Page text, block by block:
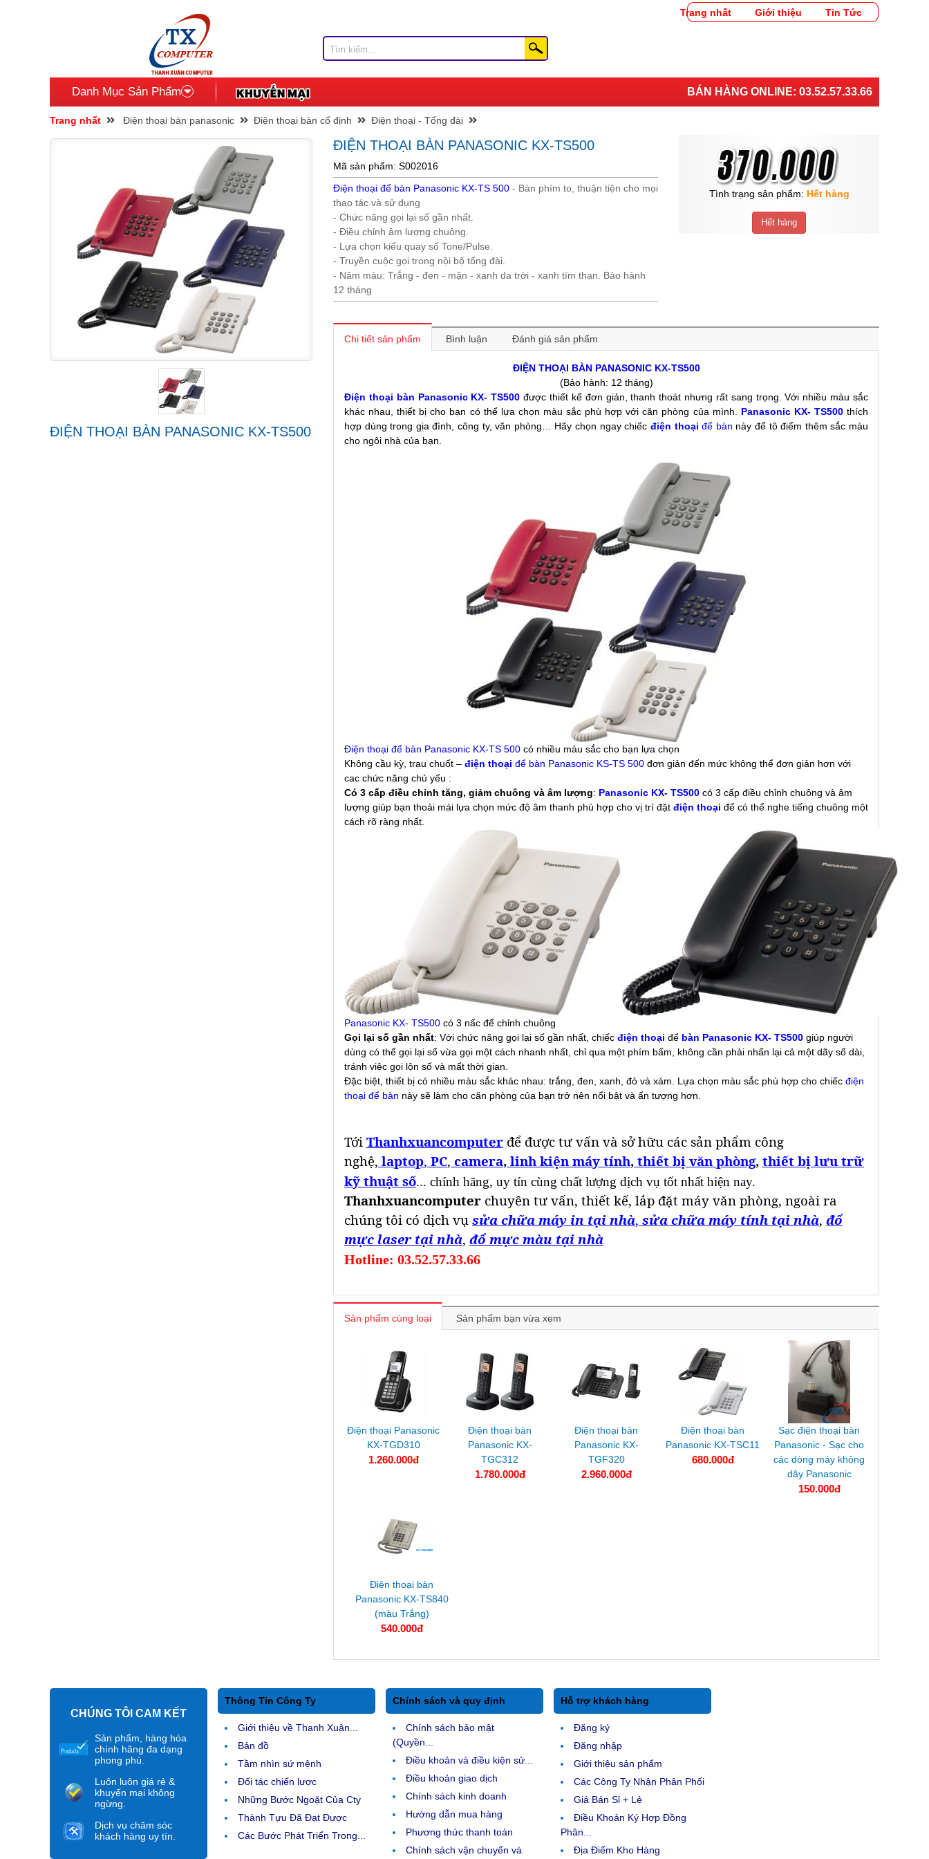
Trang nhất Giới thiệu Tin Tức
Danh Mục Sản Phẩm BÁN HÀNG ONLINE: 03.52.57.33.66
Trang nhất Điện thoại bàn panasonic Điện thoại bàn cố định Điện thoại - Tổng đài
ĐIỆN THOẠI BÀN PANASONIC KX-TS500
ĐIỆN THOẠI BÀN PANASONIC KX-TS500
Mã sản phẩm: S002016
Điện thoại để bàn Panasonic KX-TS 500 - Bàn phím to, thuận tiện cho mọi
thao tác và sử dụng
- Chức năng gọi lại số gần nhất.
- Điều chỉnh âm lượng chuông.
- Lựa chọn kiểu quay số Tone/Pulse.
- Truyền cuộc gọi trong nội bộ tổng đài.
- Năm màu: Trắng - đen - mận - xanh da trời - xanh tím than. Bảo hành
12 tháng
Tình trạng sản phẩm: Hết hàng
Hết hàng
Chi tiết sản phẩm Bình luận Đánh giá sản phẩm
ĐIỆN THOẠI BÀN PANASONIC KX-TS500
(Bảo hành: 12 tháng)
Điện thoại bàn Panasonic KX- TS500 được thiết kế đơn giản, thanh thoát nhưng rất sang trọng. Với nhiều màu sắc
khác nhau, thiết bị cho bạn có thể lựa chọn màu sắc phù hợp với căn phòng của mình.
Panasonic KX- TS500thích
hợp dùng trong gia đình, công ty, văn phòng… Hãy chọn ngay chiếc điện thoại để bàn này để tô điểm thêm sắc màu
cho ngôi nhà của bạn.
Điện thoại để bàn Panasonic KX-TS 500 có nhiều màu sắc cho bạn lựa chọn
Không cầu kỳ, trau chuốt – điện thoại để bàn Panasonic KS-TS 500 đơn giản đến mức không thể đơn giản hơn với
cac chức năng chủ yếu :
Có 3 cấp điều chỉnh tăng, giảm chuông và âm lượng: Panasonic KX- TS500 có 3 cấp điều chỉnh chuông và âm
lượng giúp bạn thoải mái lựa chọn mức độ âm thanh phù hợp cho vị trí đặt điện thoại để có thể nghe tiếng chuông một
cách rõ ràng nhất.
Panasonic KX- TS500 có 3 nấc để chỉnh chuông
Gọi lại số gần nhất: Với chức năng gọi lại số gần nhất, chiếc điện thoại để bàn Panasonic KX- TS500 giúp người
dùng có thể gọi lại số vừa gọi một cách nhanh nhất, chỉ qua một phím bấm, không cần phải nhấn lại cả một dãy số dài,
tránh việc gọi lộn số và mất thời gian.
Đặc biệt, thiết bị có nhiều màu sắc khác nhau: trắng, đen, xanh, đỏ và xám. Lựa chọn màu sắc phù hợp cho chiếc điện
thoại để bàn này sẽ làm cho căn phòng của bạn trở nên nổi bật và ấn tượng hơn.
Tới Thanhxuancomputer để được tư vấn và sở hữu các sản phẩm công
nghệ, laptop, PC, camera, linh kiện máy tính, thiết bị văn phòng, thiết bị lưu trữ
kỹ thuật số... chính hãng, uy tín cùng chất lượng dịch vụ tốt nhất hiện nay.
Thanhxuancomputer chuyên tư vấn, thiết kế, lắp đặt máy văn phòng, ngoài ra
chúng tôi có dịch vụ sửa chữa máy in tại nhà, sửa chữa máy tính tại nhà, đổ
mực laser tại nhà, đổ mực màu tại nhà
Hotline: 03.52.57.33.66
Sản phẩm cùng loại Sản phẩm bạn vừa xem
Điện thoại Panasonic
KX-TGD310
1.260.000đ
Điện thoại bàn
Panasonic KX-
TGC312
1.780.000đ
Điện thoại bàn
Panasonic KX-
TGF320
2.960.000đ
Điện thoại bàn
Panasonic KX-TSC11
680.000đ
Sạc điện thoại bàn
Panasonic - Sạc cho
các dòng máy không
dây Panasonic
150.000đ
Điện thoại bàn
Panasonic KX-TS840
(màu Trắng)
540.000đ
CHÚNG TÔI CAM KẾT
Sản phẩm, hàng hóa
chính hãng đa dạng
phong phú.
Luôn luôn giá rẻ &
khuyến mại không
ngừng.
Dịch vụ chăm sóc
khách hàng uy tín.
Thông Tin Công Ty
Giới thiệu về Thanh Xuân...
Bản đồ
Tầm nhìn sứ mệnh
Đối tác chiến lược
Những Bước Ngoặt Của Cty
Thành Tựu Đã Đạt Được
Các Bước Phát Triển Trong...
Chính sách và quy định
Chính sách bảo mật
(Quyền...
Điều khoản và điều kiện sử...
Điều khoản giao dịch
Chính sách kinh doanh
Hướng dẫn mua hàng
Phương thức thanh toán
Chính sách vận chuyển và
Hỗ trợ khách hàng
Đăng ký
Đăng nhập
Giới thiệu sản phẩm
Các Công Ty Nhận Phân Phối
Giá Bán Sỉ + Lẻ
Điều Khoản Ký Hợp Đồng
Phân...
Địa Điểm Kho Hàng